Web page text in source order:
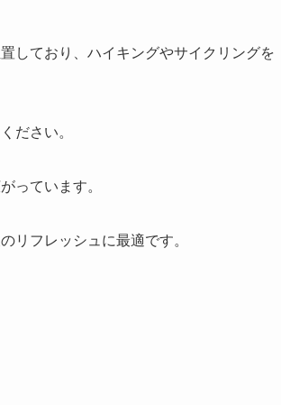
しており、ハイキングやサイクリングを
ださい。
っています。
リフレッシュに最適です。